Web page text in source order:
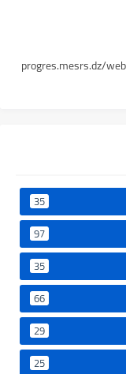
35
97
35
66
29
25